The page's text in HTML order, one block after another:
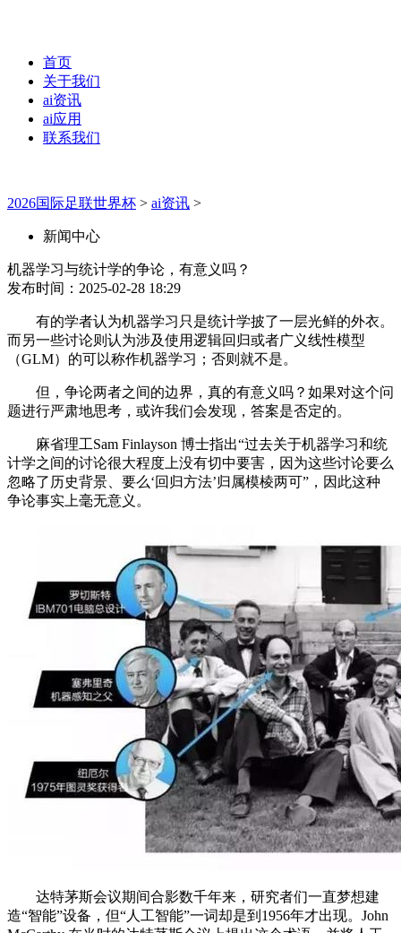
首页
关于我们
ai资讯
ai应用
联系我们
2026国际足联世界杯 > ai资讯 >
新闻中心
机器学习与统计学的争论，有意义吗？
发布时间：2025-02-28 18:29
有的学者认为机器学习只是统计学披了一层光鲜的外衣。
而另一些讨论则认为涉及使用逻辑回归或者广义线性模型
（GLM）的可以称作机器学习；否则就不是。
但，争论两者之间的边界，真的有意义吗？如果对这个问
题进行严肃地思考，或许我们会发现，答案是否定的。
麻省理工Sam Finlayson 博士指出“过去关于机器学习和统
计学之间的讨论很大程度上没有切中要害，因为这些讨论要么
忽略了历史背景、要么‘回归方法’归属模棱两可”，因此这种
争论事实上毫无意义。
达特茅斯会议期间合影数千年来，研究者们一直梦想建
造“智能”设备，但“人工智能”一词却是到1956年才出现。John